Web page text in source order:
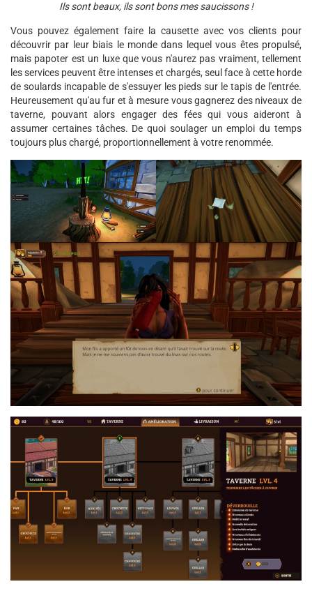
Ils sont beaux, ils sont bons mes saucissons !
Vous pouvez également faire la causette avec vos clients pour
découvrir par leur biais le monde dans lequel vous êtes propulsé,
mais papoter est un luxe que vous n'aurez pas vraiment, tellement
les services peuvent être intenses et chargés, seul face à cette horde
de soulards incapable de s'essuyer les pieds sur le tapis de l'entrée.
Heureusement qu'au fur et à mesure vous gagnerez des niveaux de
taverne, pouvant alors engager des fées qui vous aideront à
assumer certaines tâches. De quoi soulager un emploi du temps
toujours plus chargé, proportionnellement à votre renommée.